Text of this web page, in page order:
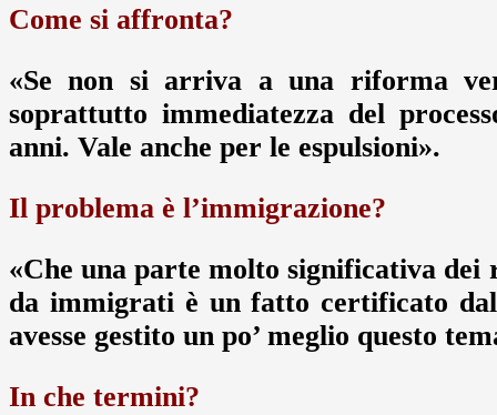
Come si affronta?
«Se non si arriva a una riforma
soprattutto immediatezza del
anni. Vale anche per le espulsioni».
Il problema è l’immigrazione?
«Che una parte molto significativa
da immigrati è un fatto certificato
avesse gestito un po’ meglio questo
In che termini?